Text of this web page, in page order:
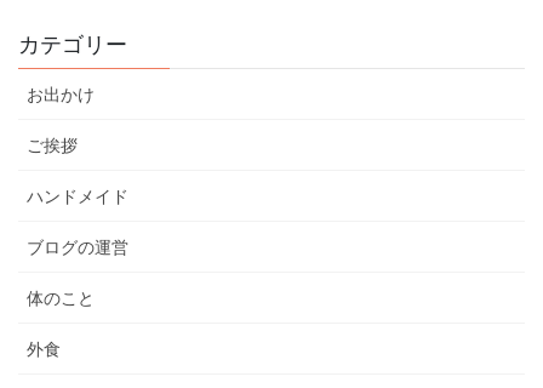
カテゴリー
お出かけ
ご挨拶
ハンドメイド
ブログの運営
体のこと
外食